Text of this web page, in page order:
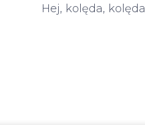
Hej, kolęda, kolęda